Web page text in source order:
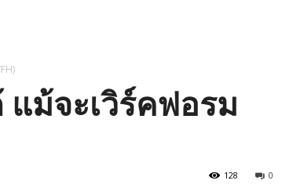
แม้จะเวิร์คฟอรม
0
128